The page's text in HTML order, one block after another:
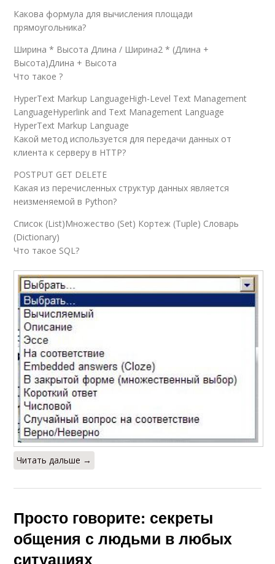
Какова формула для вычисления площади
прямоугольника?
Ширина * Высота Длина / Ширина2 * (Длина +
Высота)Длина + Высота
Что такое ?
HyperText Markup LanguageHigh-Level Text Management
LanguageHyperlink and Text Management Language
HyperText Markup Language
Какой метод используется для передачи данных от
клиента к серверу в HTTP?
POSTPUT GET DELETE
Какая из перечисленных структур данных является
неизменяемой в Python?
Список (List)Множество (Set) Кортеж (Tuple) Словарь
(Dictionary)
Что такое SQL?
Читать дальше →
Просто говорите: секреты
общения с людьми в любых
ситуациях